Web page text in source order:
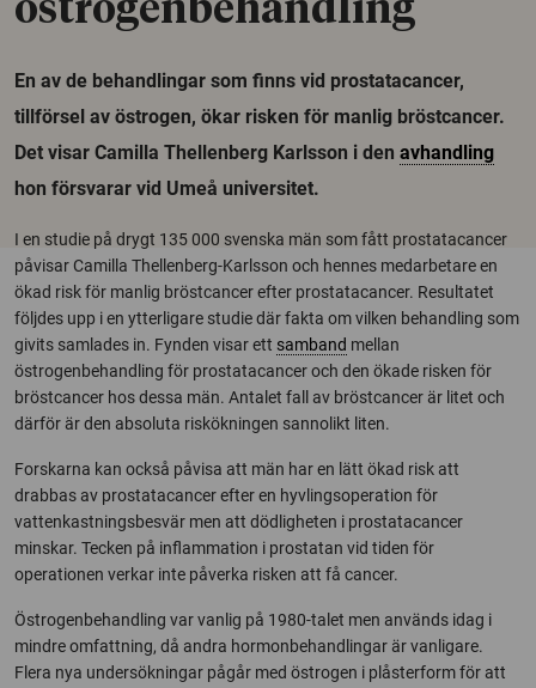
östrogenbehandling
En av de behandlingar som finns vid prostatacancer,
tillförsel av östrogen, ökar risken för manlig bröstcancer.
Det visar Camilla Thellenberg Karlsson i den avhandling
hon försvarar vid Umeå universitet.
I en studie på drygt 135 000 svenska män som fått prostatacancer
påvisar Camilla Thellenberg-Karlsson och hennes medarbetare en
ökad risk för manlig bröstcancer efter prostatacancer. Resultatet
följdes upp i en ytterligare studie där fakta om vilken behandling som
givits samlades in. Fynden visar ett samband mellan
östrogenbehandling för prostatacancer och den ökade risken för
bröstcancer hos dessa män. Antalet fall av bröstcancer är litet och
därför är den absoluta riskökningen sannolikt liten.
Forskarna kan också påvisa att män har en lätt ökad risk att
drabbas av prostatacancer efter en hyvlingsoperation för
vattenkastningsbesvär men att dödligheten i prostatacancer
minskar. Tecken på inflammation i prostatan vid tiden för
operationen verkar inte påverka risken att få cancer.
Östrogenbehandling var vanlig på 1980-talet men används idag i
mindre omfattning, då andra hormonbehandlingar är vanligare.
Flera nya undersökningar pågår med östrogen i plåsterform för att